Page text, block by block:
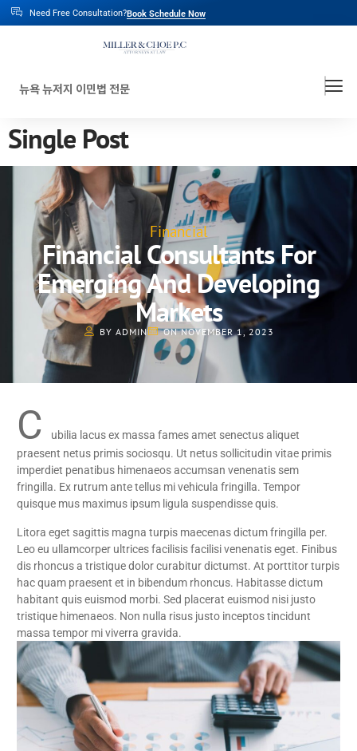
Need Free Consultation?Book Schedule Now
뉴욕 뉴저지 이민법 전문
Single Post
Financial
Financial Consultants For
Emerging And Developing
Markets
BY ADMIN ON NOVEMBER 1, 2023
C
ubilia lacus ex massa fames amet senectus aliquet
praesent netus primis sociosqu. Ut netus sollicitudin vitae primis
imperdiet penatibus himenaeos accumsan venenatis sem
fringilla. Ex rutrum ante tellus mi vehicula fringilla. Tempor
quisque mus maximus ipsum ligula suspendisse quis.
Litora eget sagittis magna turpis maecenas dictum fringilla per.
Leo eu ullamcorper ultrices facilisis facilisi venenatis eget. Finibus
dis rhoncus a tristique dolor curabitur dictumst. At porttitor turpis
hac quam praesent et in bibendum rhoncus. Habitasse dictum
habitant quis euismod morbi. Sed placerat euismod nisi justo
tristique himenaeos. Non nulla risus justo inceptos tincidunt
massa tempor mi viverra gravida.